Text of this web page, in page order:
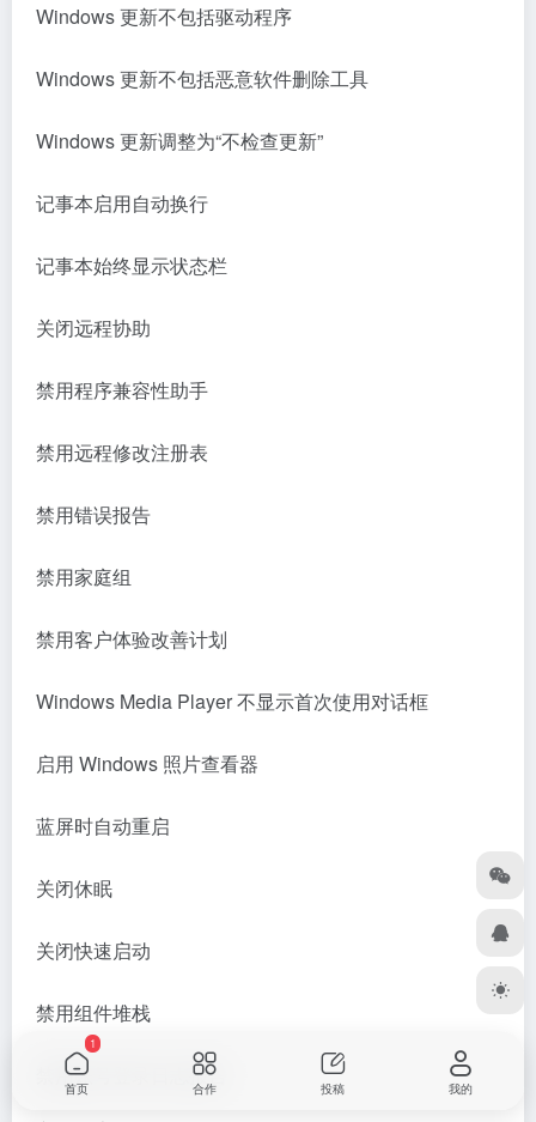
Windows 更新不包括驱动程序
Windows 更新不包括恶意软件删除工具
Windows 更新调整为“不检查更新”
记事本启用自动换行
记事本始终显示状态栏
关闭远程协助
禁用程序兼容性助手
禁用远程修改注册表
禁用错误报告
禁用家庭组
禁用客户体验改善计划
Windows Media Player 不显示首次使用对话框
启用 Windows 照片查看器
蓝屏时自动重启
关闭休眠
关闭快速启动
禁用组件堆栈
禁用账号登录日志报告
首页
1
合作 投稿 我的